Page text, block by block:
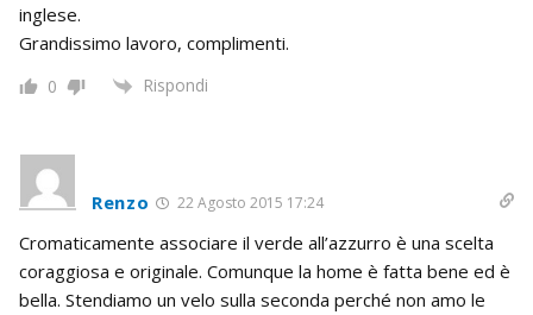
inglese.
Grandissimo lavoro, complimenti.
0 Rispondi
Renzo 22 Agosto 2015 17:24
Cromaticamente associare il verde all’azzurro è una scelta
coraggiosa e originale. Comunque la home è fatta bene ed è
bella. Stendiamo un velo sulla seconda perché non amo le